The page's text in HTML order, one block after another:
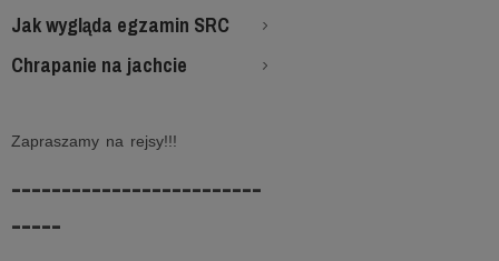
Jak wygląda egzamin SRC
Chrapanie na jachcie
Zapraszamy na rejsy!!!
-------------------------
-----